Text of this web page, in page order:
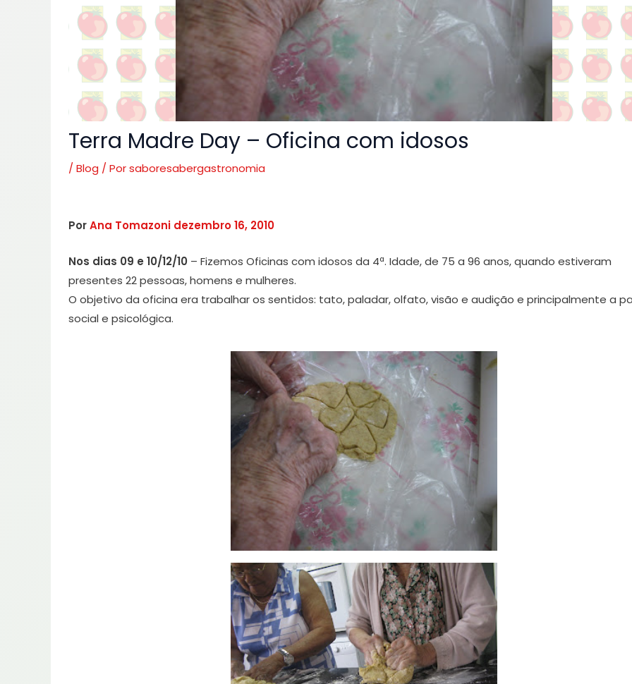
Terra Madre Day – Oficina com idosos
/ Blog / Porsaboresabergastronomia
PorAna Tomazoni dezembro 16, 2010
Nos dias 09 e 10/12/10 – Fizemos Oficinas com idosos da 4ª. Idade, de 75 a 96 anos, quando estiveram
presentes 22 pessoas, homens e mulheres.
O objetivo da oficina era trabalhar os sentidos: tato, paladar, olfato, visão e audição e principalmente a
social e psicológica.